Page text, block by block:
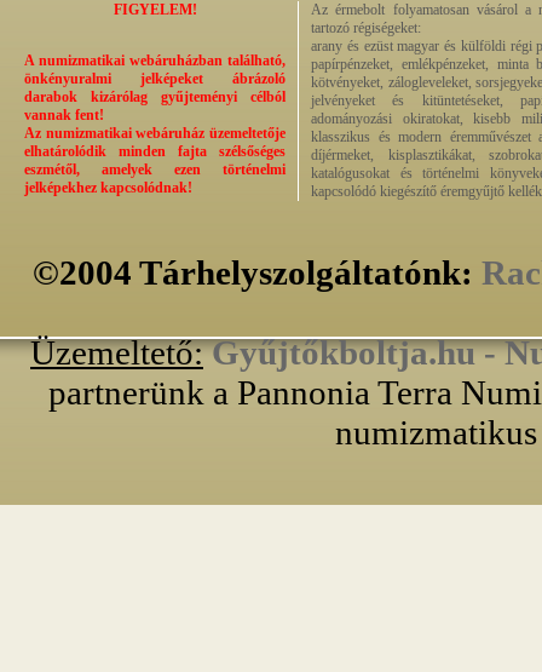
FIGYELEM!
A numizmatikai webáruházban található,
önkényuralmi jelképeket ábrázoló
darabok kizárólag gyűjteményi célból
vannak fent!
Az numizmatikai webáruház üzemeltetője
elhatárolódik minden fajta szélsőséges
eszmétől, amelyek ezen történelmi
jelképekhez kapcsolódnak!
Az érmebolt folyamatosan vásárol a
tartozó régiségeket:
arany és ezüst magyar és külföldi régi
papírpénzeket, emlékpénzeket, minta
kötvényeket, zálogleveleket,
jelvényeket és kitüntetéseket,
adományozási okiratokat, kisebb
klasszikus és modern éremművészet
díjérmeket, kisplasztikákat,
katalógusokat és történelmi
kapcsolódó kiegészítő éremgyűjtő
©2004 Tárhelyszolgáltatónk:
Üzemeltető: Gyűjtőkboltja.hu -
partnerünk a Pannonia Terra
numizmatikus